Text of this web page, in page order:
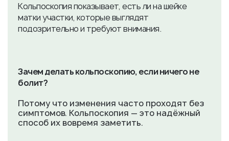
Кольпоскопия показывает, есть ли на шейке
матки участки, которые выглядят
подозрительно и требуют внимания.
Зачем делать кольпоскопию, если ничего не
болит?
Потому что изменения часто проходят без
симптомов. Кольпоскопия — это надёжный
способ их вовремя заметить.